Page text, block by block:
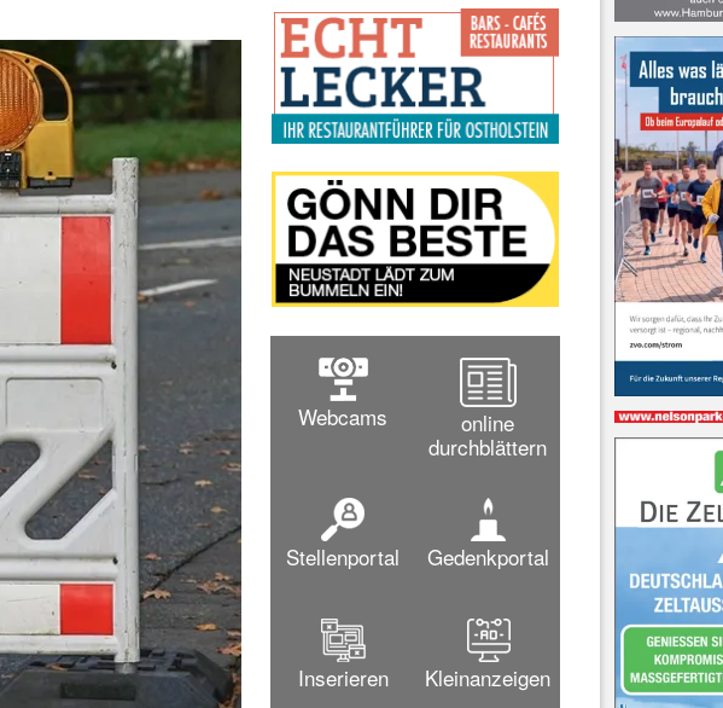
Webcams
online
durchblättern
Stellenportal Gedenkportal
Inserieren Kleinanzeigen